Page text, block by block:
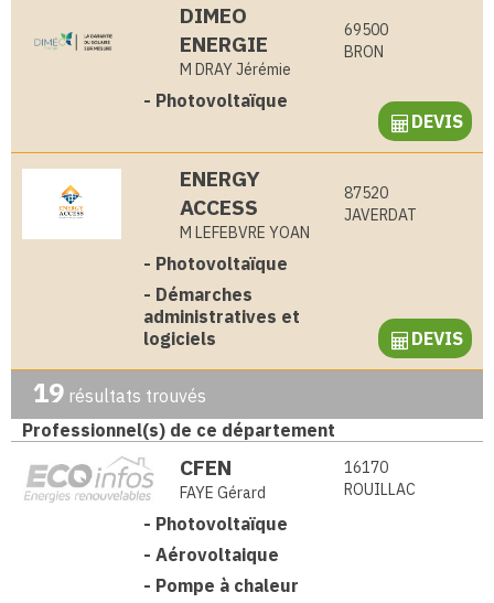
DIMEO
ENERGIE
M DRAY Jérémie
69500
BRON
- Photovoltaïque
DEVIS
ENERGY
ACCESS
M LEFEBVRE YOAN
87520
JAVERDAT
- Photovoltaïque
- Démarches
administratives et
logiciels
DEVIS
19 résultats trouvés
Professionnel(s) de ce département
CFEN
FAYE Gérard
16170
ROUILLAC
- Photovoltaïque
- Aérovoltaique
- Pompe à chaleur